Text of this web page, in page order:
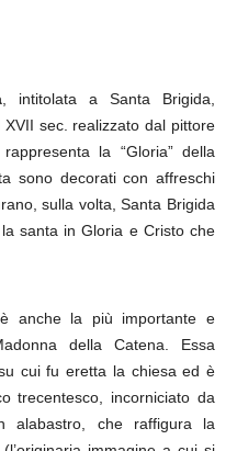
, intitolata a Santa Brigida,
sec. realizzato dal pittore
la “Gloria” della
sono decorati con affreschi
sulla volta, Santa Brigida
santa in Gloria e Cristo che
è anche la più importante e
della Catena. Essa
cui fu eretta la chiesa ed è
trecentesco, incorniciato da
alabastro, che raffigura la